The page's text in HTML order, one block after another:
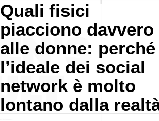
Quali fisici
piacciono davvero
alle donne: perché
l’ideale dei social
network è molto
lontano dalla